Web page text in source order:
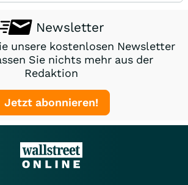
Newsletter
unsere kostenlosen Newsletter
Sie nichts mehr aus der
Redaktion
Jetzt abonnieren!